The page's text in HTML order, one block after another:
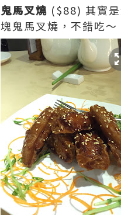
鬼馬叉燒 ($88) 其實
塊鬼馬叉燒，不錯吃～